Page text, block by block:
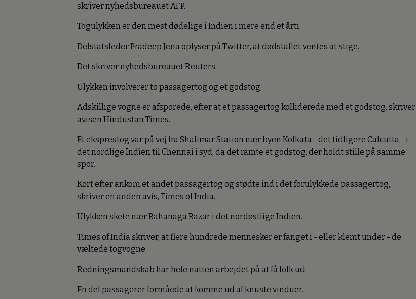
skriver nyhedsbureauet AFP.
Togulykken er den mest dødelige i Indien i mere end et årti.
Delstatsleder Pradeep Jena oplyser på Twitter, at dødstallet ventes at stige.
Det skriver nyhedsbureauet Reuters.
Ulykken involverer to passagertog og et godstog.
Adskillige vogne er afsporede, efter at et passagertog kolliderede med et godstog, skriver
avisen Hindustan Times.
Et eksprestog var på vej fra Shalimar Station nær byen Kolkata - det tidligere Calcutta - i
det nordlige Indien til Chennai i syd, da det ramte et godstog, der holdt stille på samme
spor.
Kort efter ankom et andet passagertog og stødte ind i det forulykkede passagertog,
skriver en anden avis, Times of India.
Ulykken skete nær Bahanaga Bazar i det nordøstlige Indien.
Times of India skriver, at flere hundrede mennesker er fanget i - eller klemt under - de
væltede togvogne.
Redningsmandskab har hele natten arbejdet på at få folk ud.
En del passagerer formåede at komme ud af knuste vinduer.